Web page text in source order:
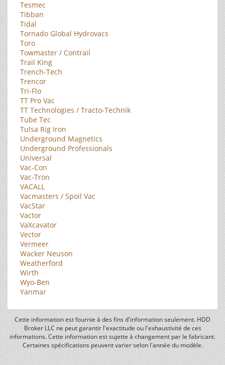
Tesmec
Tibban
Tidal
Tornado Global Hydrovacs
Toro
Towmaster / Contrail
Trail King
Trench-Tech
Trencor
Tri-Flo
TT Pro Vac
TT Technologies / Tracto-Technik
Tube Tec
Tulsa Rig Iron
Underground Magnetics
Underground Professionals
Universal
Vac-Con
Vac-Tron
VACALL
Vacmasters / Spoil Vac
VacStar
Vactor
VaXcavator
Vector
Vermeer
Wacker Neuson
Weatherford
Wirth
Wyo-Ben
Yanmar
Cette information est fournie à des fins d'information seulement. HDD
Broker LLC ne peut garantir l'exactitude ou l'exhaustivité de ces
informations. Cette information est sujette à changement par le fabricant.
Certaines spécifications peuvent varier selon l'année du modèle.